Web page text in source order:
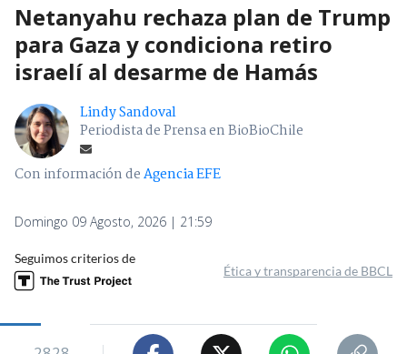
Netanyahu rechaza plan de Trump
para Gaza y condiciona retiro
israelí al desarme de Hamás
Lindy Sandoval
Periodista de Prensa en BioBioChile
Con información deAgencia EFE
Domingo 09 Agosto, 2026 | 21:59
Seguimos criterios de
Ética y transparencia de BBCL